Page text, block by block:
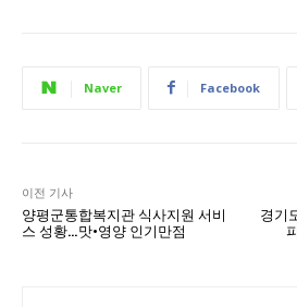
Naver Facebook
이전 기사
양평군통합복지관 식사지원 서비
스 성황…맛·영양 인기만점
경기